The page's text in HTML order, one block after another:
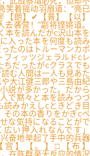
着摇动羽扇道：“亮已
【朗】✔【普】【以】
袭营！”副将铿锵道。
本を読んだがc沢山本を
入った本を何度も読み
たのはトルーマンカポ
フィッツジェラルドcレ
ちだったがcクラスでも
む人間は一人も見あた
大江健三郎や三島由紀
説が多かった。だから
で黙々と本を読みつづ
読みかえしcときどき目
その本の香りをかぎcペ
な気持になることがで
い押入れなんです」
奋地举起了手中的兵器
】【。】□【布】
陈群毫无反应的情况